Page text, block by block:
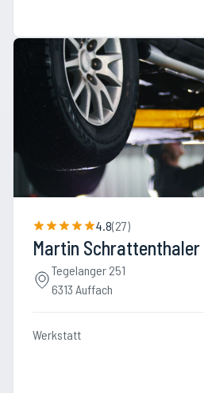
4.8(27)
Martin Schrattenthaler
Tegelanger 251
6313 Auffach
Werkstatt